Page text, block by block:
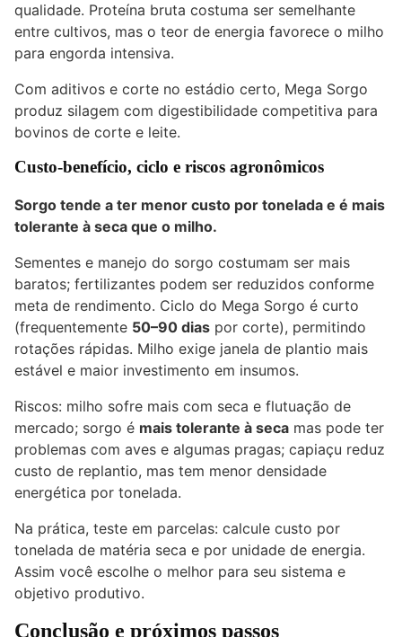
qualidade. Proteína bruta costuma ser semelhante
entre cultivos, mas o teor de energia favorece o milho
para engorda intensiva.
Com aditivos e corte no estádio certo, Mega Sorgo
produz silagem com digestibilidade competitiva para
bovinos de corte e leite.
Custo-benefício, ciclo e riscos agronômicos
Sorgo tende a ter menor custo por tonelada e é mais
tolerante à seca que o milho.
Sementes e manejo do sorgo costumam ser mais
baratos; fertilizantes podem ser reduzidos conforme
meta de rendimento. Ciclo do Mega Sorgo é curto
(frequentemente 50–90 dias por corte), permitindo
rotações rápidas. Milho exige janela de plantio mais
estável e maior investimento em insumos.
Riscos: milho sofre mais com seca e flutuação de
mercado; sorgo é mais tolerante à seca mas pode ter
problemas com aves e algumas pragas; capiaçu reduz
custo de replantio, mas tem menor densidade
energética por tonelada.
Na prática, teste em parcelas: calcule custo por
tonelada de matéria seca e por unidade de energia.
Assim você escolhe o melhor para seu sistema e
objetivo produtivo.
Conclusão e próximos passos